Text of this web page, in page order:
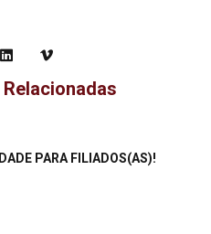
PARA FILIADOS(AS)!